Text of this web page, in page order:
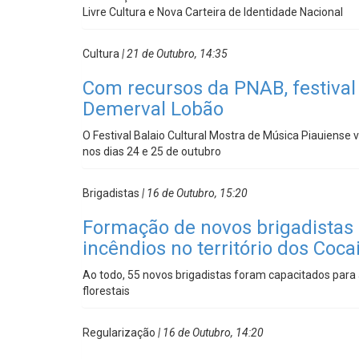
Livre Cultura e Nova Carteira de Identidade Nacional
Cultura | 21 de Outubro, 14:35
Com recursos da PNAB,
Demerval Lobão
O Festival Balaio Cultural Mostra de Música
nos dias 24 e 25 de outubro
Brigadistas | 16 de Outubro, 15:20
Formação de novos
incêndios no território dos
Ao todo, 55 novos brigadistas foram capacitados
florestais
Regularização | 16 de Outubro, 14:20